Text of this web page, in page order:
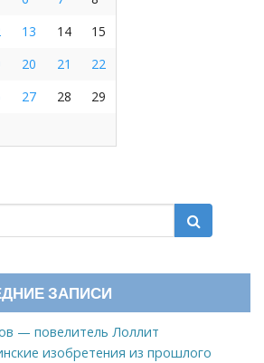
13 14
15
20 21
22
27 28
29
ЗАПИСИ
— повелитель Лоллит
изобретения из прошлого